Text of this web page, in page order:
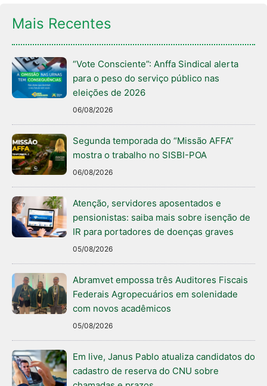
Mais Recentes
“Vote Consciente”: Anffa Sindical alerta
para o peso do serviço público nas
eleições de 2026
06/08/2026
Segunda temporada do “Missão AFFA”
mostra o trabalho no SISBI-POA
06/08/2026
Atenção, servidores aposentados e
pensionistas: saiba mais sobre isenção de
IR para portadores de doenças graves
05/08/2026
Abramvet empossa três Auditores Fiscais
Federais Agropecuários em solenidade
com novos acadêmicos
05/08/2026
Em live, Janus Pablo atualiza candidatos do
cadastro de reserva do CNU sobre